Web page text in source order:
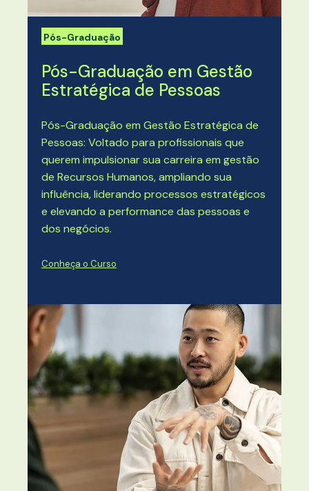
Pós-Graduação
Pós-Graduação em Gestão
Estratégica de Pessoas
Pós-Graduação em Gestão Estratégica de
Pessoas: Voltado para profissionais que
querem impulsionar sua carreira em gestão
de Recursos Humanos, ampliando sua
influência, liderando processos estratégicos
e elevando a performance das pessoas e
dos negócios.
Conheça o Curso